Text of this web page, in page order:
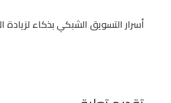
أسرار التسويق الشبكي بذكاء لزيادة